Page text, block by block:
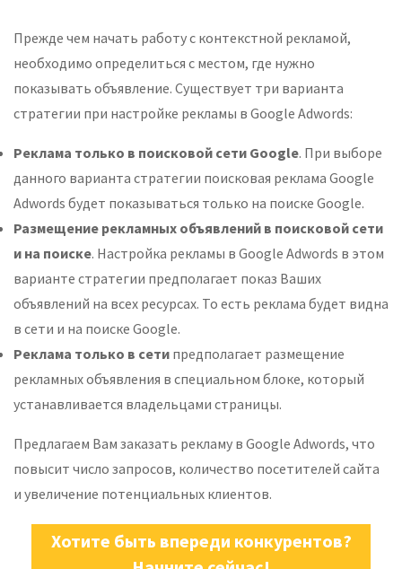
Прежде чем начать работу с контекстной рекламой,
необходимо определиться с местом, где нужно
показывать объявление. Существует три варианта
стратегии при настройке рекламы в Google Adwords:
Реклама только в поисковой сети Google. При выборе
данного варианта стратегии поисковая реклама Google
Adwords будет показываться только на поиске Google.
Размещение рекламных объявлений в поисковой сети
и на поиске. Настройка рекламы в Google Adwords в этом
варианте стратегии предполагает показ Ваших
объявлений на всех ресурсах. То есть реклама будет видна
в сети и на поиске Google.
Реклама только в сети предполагает размещение
рекламных объявления в специальном блоке, который
устанавливается владельцами страницы.
Предлагаем Вам заказать рекламу в Google Adwords, что
повысит число запросов, количество посетителей сайта
и увеличение потенциальных клиентов.
Хотите быть впереди конкурентов?